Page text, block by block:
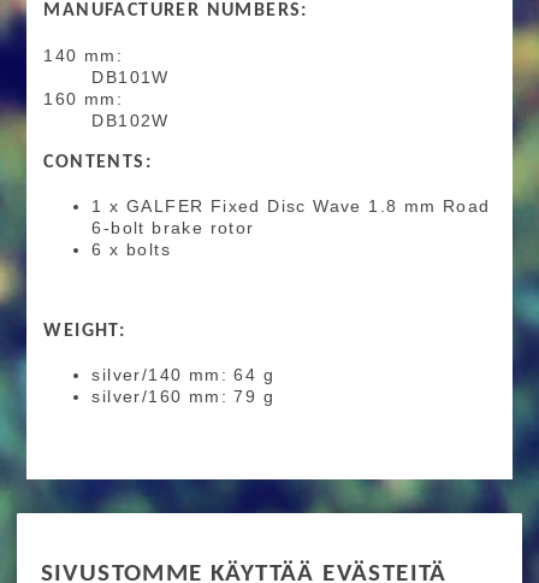
SIVUSTOMME KÄYTTÄÄ EVÄSTEITÄ
MANUFACTURER NUMBERS:
140 mm:
DB101W
160 mm:
DB102W
CONTENTS:
1 x GALFER Fixed Disc Wave 1.8 mm Road
6-bolt brake rotor
6 x bolts
WEIGHT:
silver/140 mm: 64 g
silver/160 mm: 79 g